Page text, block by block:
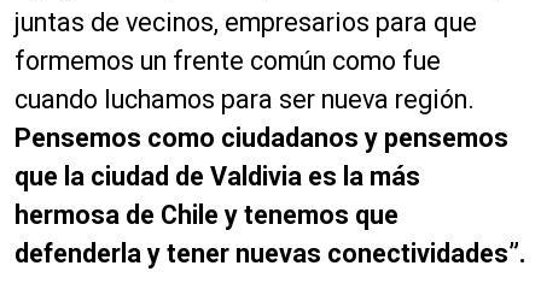
juntas de vecinos, empresarios para que
formemos un frente común como fue
cuando luchamos para ser nueva región.
Pensemos como ciudadanos y pensemos
que la ciudad de Valdivia es la más
hermosa de Chile y tenemos que
defenderla y tener nuevas conectividades”.